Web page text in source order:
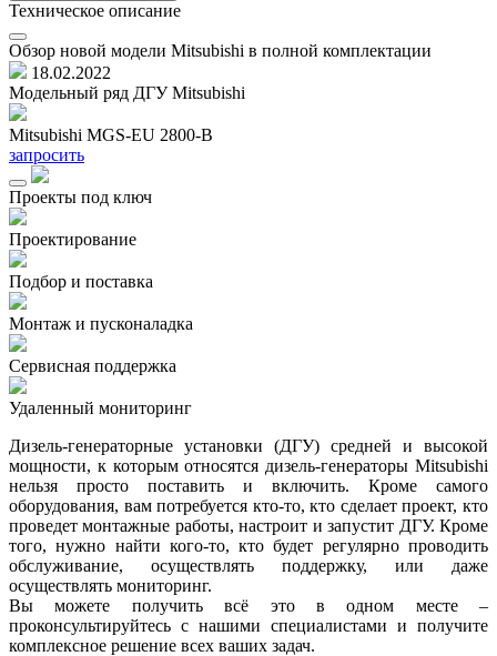
Техническое описание
Обзор новой модели Mitsubishi в полной комплектации
18.02.2022
Модельный ряд ДГУ Mitsubishi
Mitsubishi MGS-EU 2800-B
запросить
Проекты под ключ
Проектирование
Подбор и поставка
Монтаж и пусконаладка
Сервисная поддержка
Удаленный мониторинг
Дизель-генераторные установки (ДГУ) средней и высокой
мощности, к которым относятся дизель-генераторы Mitsubishi
нельзя просто поставить и включить. Кроме самого
оборудования, вам потребуется кто-то, кто сделает проект, кто
проведет монтажные работы, настроит и запустит ДГУ. Кроме
того, нужно найти кого-то, кто будет регулярно проводить
обслуживание, осуществлять поддержку, или даже
осуществлять мониторинг.
Вы можете получить всё это в одном месте –
проконсультируйтесь с нашими специалистами и получите
комплексное решение всех ваших задач.